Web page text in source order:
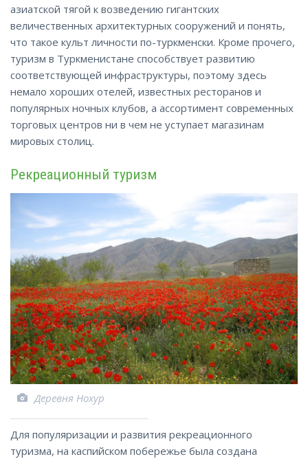
азиатской тягой к возведению гигантских
величественных архитектурных сооружений и понять,
что такое культ личности по-туркменски. Кроме прочего,
туризм в Туркменистане способствует развитию
соответствующей инфраструктуры, поэтому здесь
немало хороших отелей, известных ресторанов и
популярных ночных клубов, а ассортимент современных
торговых центров ни в чем не уступает магазинам
мировых столиц.
Рекреационный туризм
Деревня Нохур
Для популяризации и развития рекреационного
туризма, на каспийском побережье была создана